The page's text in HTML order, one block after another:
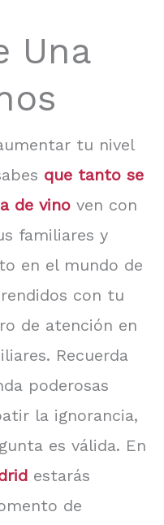
Una
tu nivel
que tanto se
de vino ven con
familiares y
en el mundo de
con tu
de atención en
Recuerda
poderosas
la ignorancia,
es válida. En
estarás
de